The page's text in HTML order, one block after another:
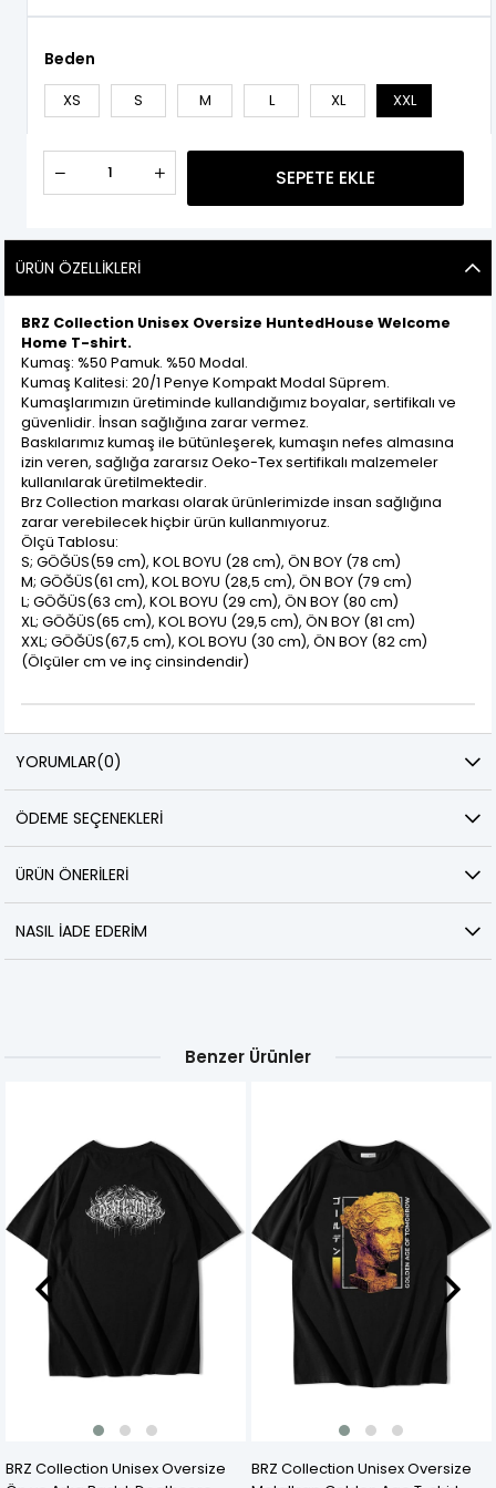
Beden
XS S M L XL XXL
ÜRÜN ÖZELLIKLERI
BRZ Collection Unisex Oversize HuntedHouse Welcome
Home T-shirt.
Kumaş: %50 Pamuk. %50 Modal.
Kumaş Kalitesi: 20/1 Penye Kompakt Modal Süprem.
Kumaşlarımızın üretiminde kullandığımız boyalar, sertifikalı ve
güvenlidir. İnsan sağlığına zarar vermez.
Baskılarımız kumaş ile bütünleşerek, kumaşın nefes almasına
izin veren, sağlığa zararsız Oeko-Tex sertifikalı malzemeler
kullanılarak üretilmektedir.
Brz Collection markası olarak ürünlerimizde insan sağlığına
zarar verebilecek hiçbir ürün kullanmıyoruz.
Ölçü Tablosu:
S; GÖĞÜS(59 cm), KOL BOYU (28 cm), ÖN BOY (78 cm)
M; GÖĞÜS(61 cm), KOL BOYU (28,5 cm), ÖN BOY (79 cm)
L; GÖĞÜS(63 cm), KOL BOYU (29 cm), ÖN BOY (80 cm)
XL; GÖĞÜS(65 cm), KOL BOYU (29,5 cm), ÖN BOY (81 cm)
XXL; GÖĞÜS(67,5 cm), KOL BOYU (30 cm), ÖN BOY (82 cm)
(Ölçüler cm ve inç cinsindendir)
YORUMLAR(0)
ÖDEME SEÇENEKLERI
ÜRÜN ÖNERILERI
NASIL İADE EDERIM
Benzer Ürünler
BRZ Collection Unisex Oversize
BRZ Collection Unisex